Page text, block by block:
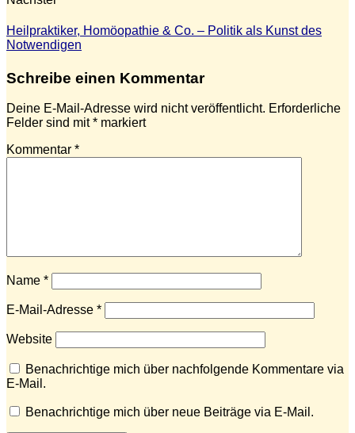
Heilpraktiker, Homöopathie & Co. – Politik als Kunst des
Notwendigen
Schreibe einen Kommentar
Deine E-Mail-Adresse wird nicht veröffentlicht. Erforderliche
Felder sind mit* markiert
Kommentar *
Name *
E-Mail-Adresse *
Website
Benachrichtige mich über nachfolgende Kommentare via
E-Mail.
Benachrichtige mich über neue Beiträge via E-Mail.